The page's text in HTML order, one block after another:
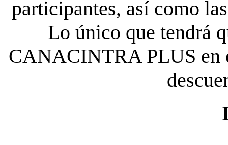
participantes, así como
Lo único que tendrá
CANACINTRA PLUS en